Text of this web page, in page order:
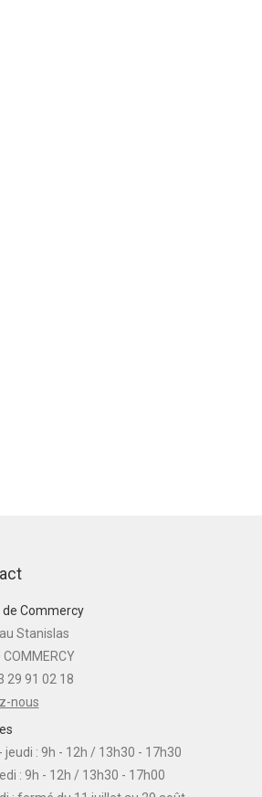
de Commercy
Stanislas
29 91 02 18
nous
- jeudi : 9h - 12h / 13h30 - 17h30
: 9h - 12h / 13h30 - 17h00